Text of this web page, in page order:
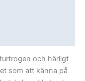
och härligt
som att känna på